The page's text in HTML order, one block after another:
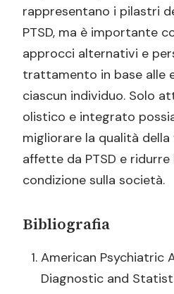
rappresentano i pilastri
PTSD, ma è importante
approcci alternativi e
trattamento in base alle
ciascun individuo. Solo
olistico e integrato
migliorare la qualità
affette da PTSD e
condizione sulla società.
Bibliografia
American Psychiatric
Diagnostic and